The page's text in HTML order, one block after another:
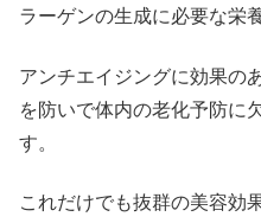
ラーゲンの生成に必要な栄
アンチエイジングに効果の
を防いで体内の老化予防に
す。
これだけでも抜群の美容効